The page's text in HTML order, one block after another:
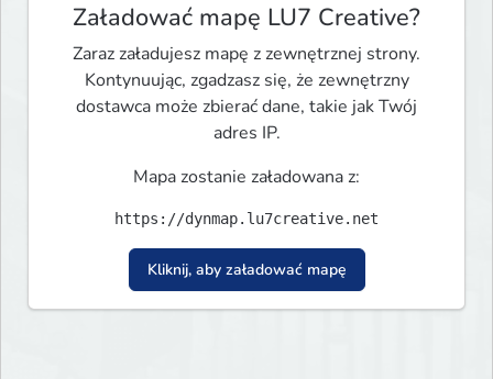
Załadować mapę LU7 Creative?
Zaraz załadujesz mapę z zewnętrznej strony.
Kontynuując, zgadzasz się, że zewnętrzny
dostawca może zbierać dane, takie jak Twój
adres IP.
Mapa zostanie załadowana z:
https://dynmap.lu7creative.net
Kliknij, aby załadować mapę